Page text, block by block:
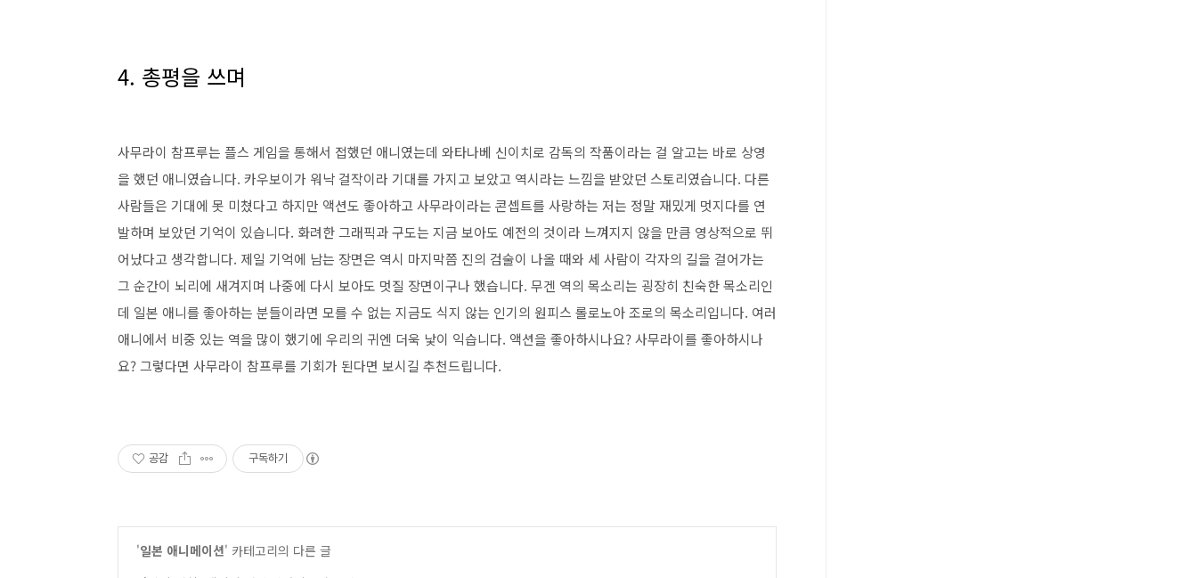
4. 총평을 쓰며
사무라이 참프루는 플스 게임을 통해서 접했던 애니였는데 와타나베 신이치로 감독의 작품이라는 걸 알고는 바로 상영
을 했던 애니였습니다. 카우보이가 워낙 걸작이라 기대를 가지고 보았고 역시라는 느낌을 받았던 스토리였습니다. 다른
사람들은 기대에 못 미쳤다고 하지만 액션도 좋아하고 사무라이라는 콘셉트를 사랑하는 저는 정말 재밌게 멋지다를 연
발하며 보았던 기억이 있습니다. 화려한 그래픽과 구도는 지금 보아도 예전의 것이라 느껴지지 않을 만큼 영상적으로 뛰
어났다고 생각합니다. 제일 기억에 남는 장면은 역시 마지막쯤 진의 검술이 나올 때와 세 사람이 각자의 길을 걸어가는
그 순간이 뇌리에 새겨지며 나중에 다시 보아도 멋질 장면이구나 했습니다. 무겐 역의 목소리는 굉장히 친숙한 목소리인
데 일본 애니를 좋아하는 분들이라면 모를 수 없는 지금도 식지 않는 인기의 원피스 롤로노아 조로의 목소리입니다. 여러
애니에서 비중 있는 역을 많이 했기에 우리의 귀엔 더욱 낯이 익습니다. 액션을 좋아하시나요? 사무라이를 좋아하시나
요? 그렇다면 사무라이 참프루를 기회가 된다면 보시길 추천드립니다.
공감 구독하기
'일본 애니메이션' 카테고리의 다른 글